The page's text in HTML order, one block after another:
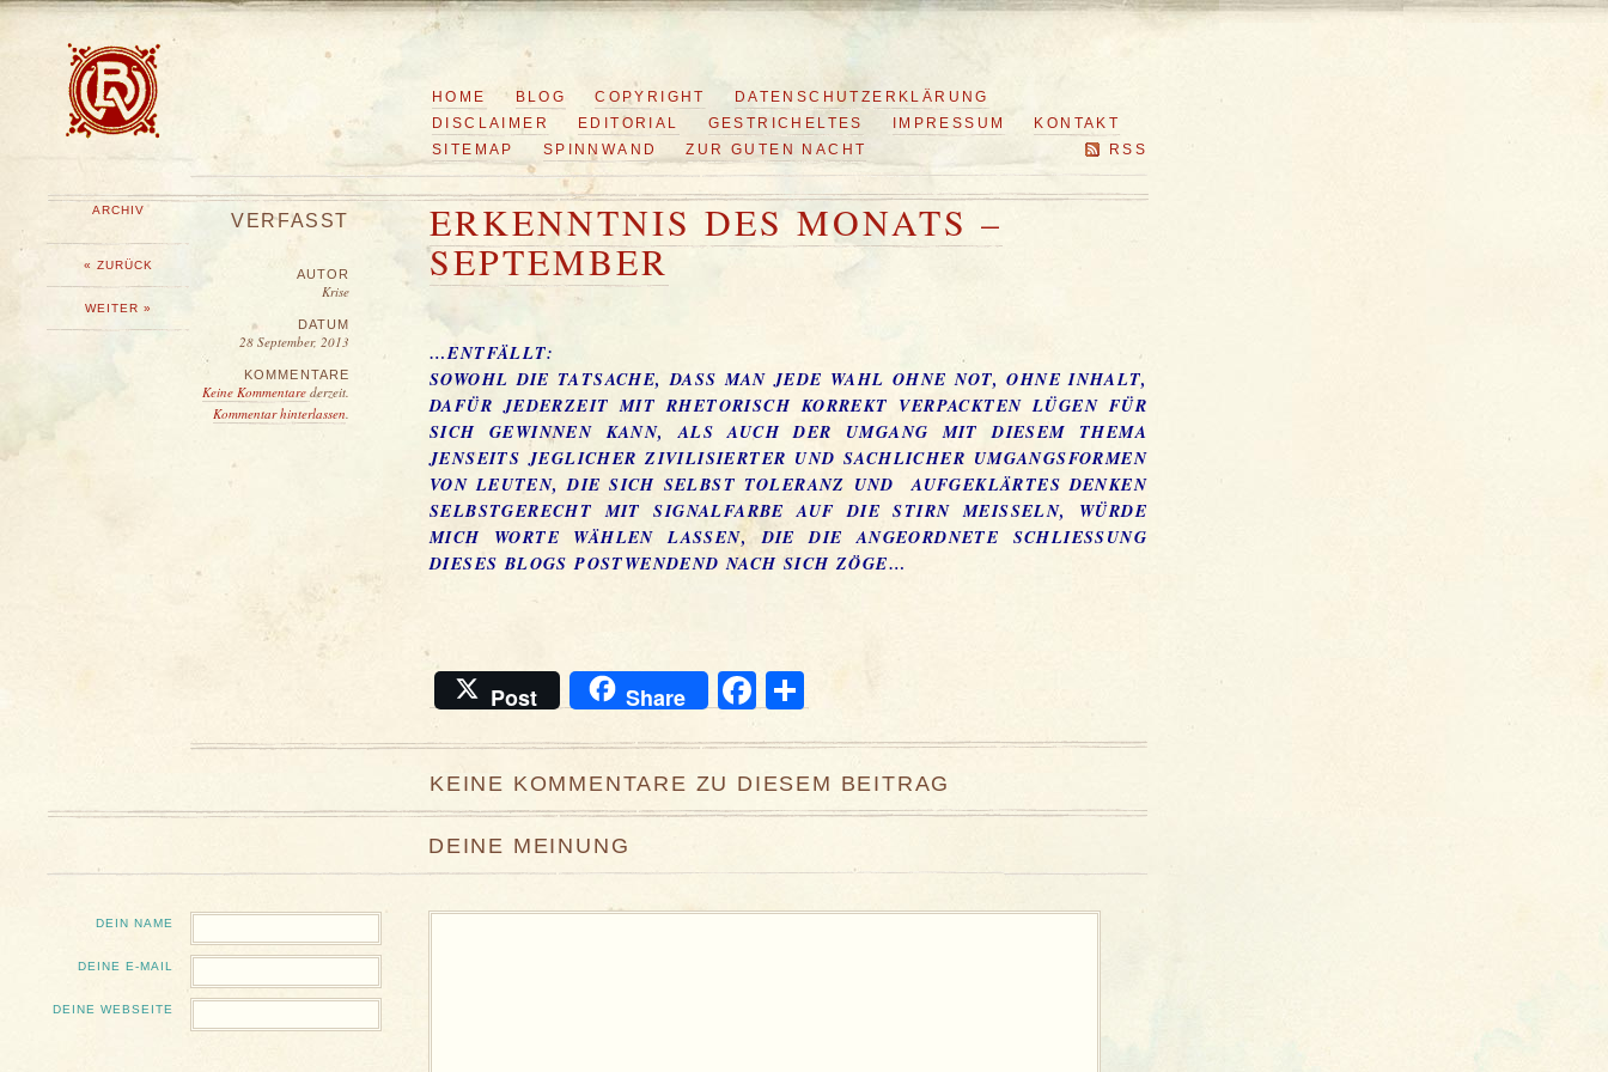
HOME BLOG COPYRIGHT
DATENSCHUTZERKLÄRUNG
DISCLAIMER
EDITORIAL GESTRICHELTES IMPRESSUM
KONTAKT
SITEMAP
SPINNWAND ZUR GUTEN NACHT RSS
ARCHIV
« ZURÜCK
WEITER »
VERFASST
AUTOR
Krise
DATUM
28 September, 2013
KOMMENTARE
Keine Kommentare derzeit.
Kommentar hinterlassen.
ERKENNTNIS DES MONATS –
SEPTEMBER
…ENTFÄLLT:
SOWOHL DIE TATSACHE, DASS MAN JEDE WAHL OHNE NOT, OHNE INHALT,
DAFÜR JEDERZEIT MIT RHETORISCH KORREKT VERPACKTEN LÜGEN FÜR
SICH GEWINNEN KANN, ALS AUCH DER UMGANG MIT DIESEM THEMA
JENSEITS JEGLICHER ZIVILISIERTER UND SACHLICHER UMGANGSFORMEN
VON LEUTEN, DIE SICH SELBST TOLERANZ UND AUFGEKLÄRTES DENKEN
SELBSTGERECHT MIT SIGNALFARBE AUF DIE STIRN MEISSELN, WÜRDE M
ICH WORTE WÄHLEN LASSEN, DIE DIE ANGEORDNETE SCHLIESSUNG DI
ESES BLOGS POSTWENDEND NACH SICH ZÖGE…
Post Share Facebook
KEINE KOMMENTARE ZU DIESEM BEITRAG
DEINE MEINUNG
DEIN NAME
DEINE E-MAIL
DEINE WEBSEITE